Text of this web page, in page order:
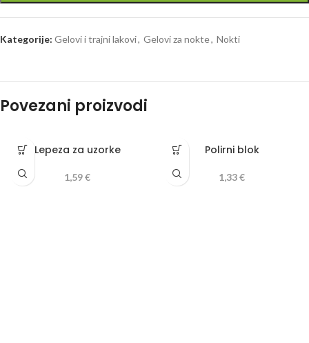
Kategorije: Gelovi i trajni lakovi, Gelovi za nokte, Nokti
Povezani proizvodi
Lepeza za uzorke
1,59€
Polirni blok
1,33€